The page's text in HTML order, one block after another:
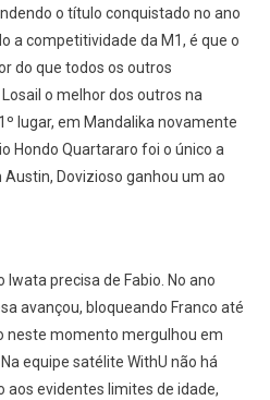
o título conquistado no ano
a competitividade da M1, é que o
do que todos os outros
o melhor dos outros na
lugar, em Mandalika novamente
Hondo Quartararo foi o único a
Dovizioso ganhou um ao
precisa de Fabio. No ano
avançou, bloqueando Franco até
neste momento mergulhou em
equipe satélite WithU não há
aos evidentes limites de idade,